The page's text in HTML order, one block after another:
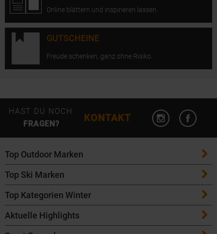
Online blättern und inspirieren lassen.
GUTSCHEINE
Freude schenken, ganz ohne Risiko.
HAST DU NOCH
FRAGEN?
KONTAKT
Instagram
Top Outdoor Marken
Patagonia
Maloja
Salomon
Top Ski Marken
ATK Bindungen
K2 Ski
Top Kategorien Winter
Ski
Aktuelle Highlights